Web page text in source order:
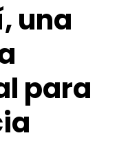
una
para